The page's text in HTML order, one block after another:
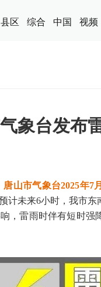
县区 综合 中国 视频
象台发布
唐山市气象台2025年7
计未来6小时，我市
，雷雨时伴有短时强